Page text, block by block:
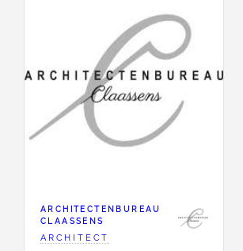
ARCHITECTENBUREAU
CLAASSENS
ARCHITECT